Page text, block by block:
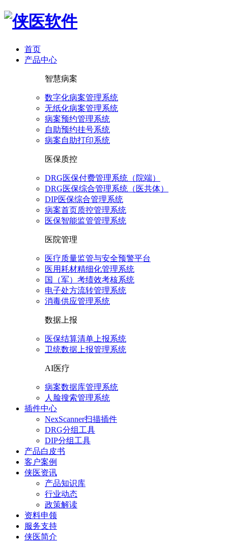
首页
产品中心
智慧病案
数字化病案管理系统
无纸化病案管理系统
病案预约管理系统
自助预约挂号系统
病案自助打印系统
医保质控
DRG医保付费管理系统（院端）
DRG医保综合管理系统（医共体）
DIP医保综合管理系统
病案首页质控管理系统
医保智能监管管理系统
医院管理
医疗质量监管与安全预警平台
医用耗材精细化管理系统
国（军）考绩效考核系统
电子处方流转管理系统
消毒供应管理系统
数据上报
医保结算清单上报系统
卫统数据上报管理系统
AI医疗
病案数据库管理系统
人脸搜索管理系统
插件中心
NexScanner扫描插件
DRG分组工具
DIP分组工具
产品白皮书
客户案例
侠医资讯
产品知识库
行业动态
政策解读
资料申领
服务支持
侠医简介